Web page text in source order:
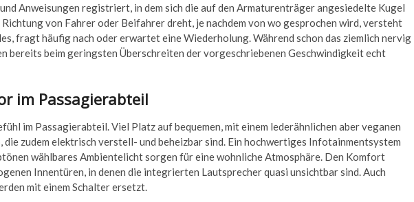
Anweisungen registriert, in dem sich die auf den Armaturenträger angesiedelte Kugel
von Fahrer oder Beifahrer dreht, je nachdem von wo gesprochen wird, versteht
fragt häufig nach oder erwartet eine Wiederholung. Während schon das ziemlich nervig
bereits beim geringsten Überschreiten der vorgeschriebenen Geschwindigkeit echt
im Passagierabteil
im Passagierabteil. Viel Platz auf bequemen, mit einem lederähnlichen aber veganen
zudem elektrisch verstell- und beheizbar sind. Ein hochwertiges Infotainmentsystem
wählbares Ambientelicht sorgen für eine wohnliche Atmosphäre. Den Komfort
Innentüren, in denen die integrierten Lautsprecher quasi unsichtbar sind. Auch
mit einem Schalter ersetzt.